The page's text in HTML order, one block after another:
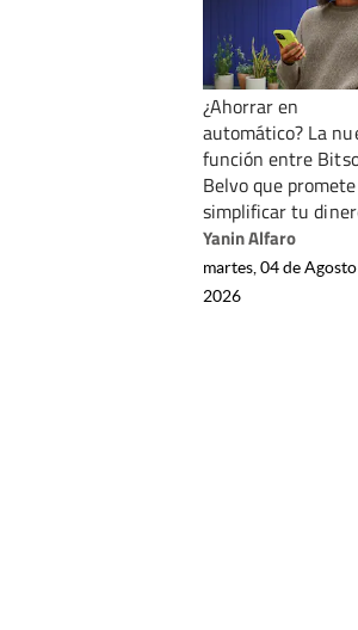
¿Ahorrar en
automático? La
función entre
Belvo que promete
simplificar tu
Yanin Alfaro
martes, 04 de
2026